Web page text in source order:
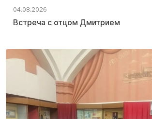
04.08.2026
Встреча с отцом Дмитрием